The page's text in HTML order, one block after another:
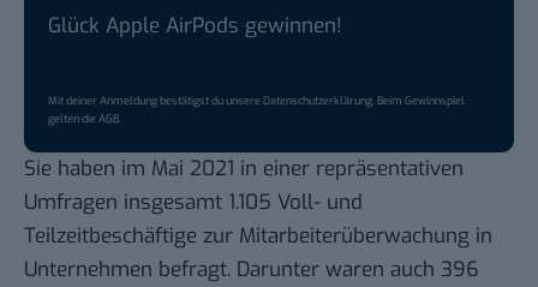
Glück Apple AirPods gewinnen!
Mit deiner Anmeldung bestätigst du unsereDatenschutzerklärung. Beim Gewinnspiel
gelten dieAGB.
Sie haben im Mai 2021 in einer repräsentativen
Umfragen insgesamt 1.105 Voll- und
Teilzeitbeschäftige zur Mitarbeiterüberwachung in
Unternehmen befragt. Darunter waren auch 396